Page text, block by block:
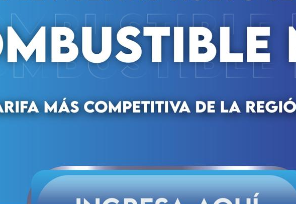
manera eficiente en el puesto de atraque número 12 de la terminal marítima
de carga a granel líquida no solo representa un logro logístico, sino que,
a las exportaciones no petroleras, fundamentales para el crecimiento del
captación de divisas.
de vanguardia
de la caña de azúcar ratifica al puerto de Puerto Cabello como la principal
Gracias a su infraestructura robusta y a la especialización de su talento
de manejar simultáneamente diversos tipos de carga, incluyendo
semoviente, proyecto, sobredimensionada, granel sólido y líquido, entre otras.
Portuario Nacional no solo es receptor de mercancía, sino una ventana
y la producción venezolana. Contando con la seguridad, la tecnología y la
mercados internacionales.